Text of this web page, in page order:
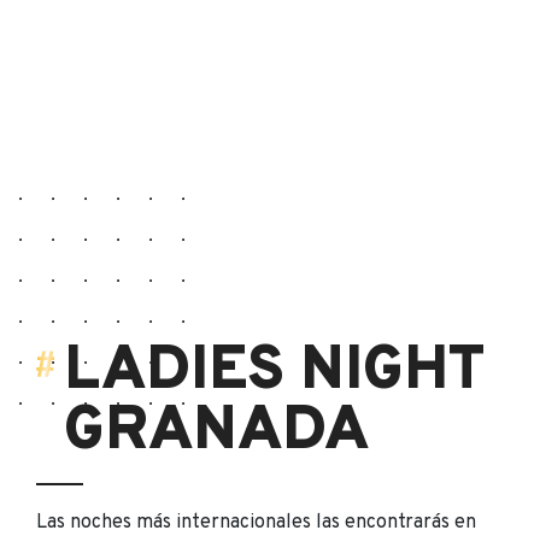
LADIES NIGHT
GRANADA
Las noches más internacionales las encontrarás en